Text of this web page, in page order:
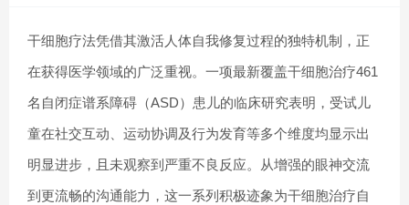
干细胞疗法凭借其激活人体自我修复过程的独特机制，正
在获得医学领域的广泛重视。一项最新覆盖干细胞治疗461
名自闭症谱系障碍（ASD）患儿的临床研究表明，受试儿
童在社交互动、运动协调及行为发育等多个维度均显示出
明显进步，且未观察到严重不良反应。从增强的眼神交流
到更流畅的沟通能力，这一系列积极迹象为干细胞治疗自